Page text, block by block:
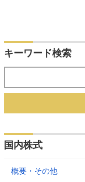
キーワード検索
国内株式
概要・その他